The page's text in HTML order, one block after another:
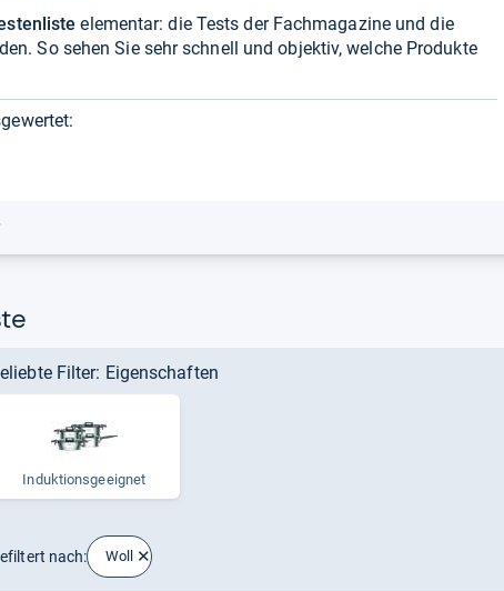
elementar: die Tests der Fachmagazine und die
So sehen Sie sehr schnell und objektiv, welche Produkte
Filter: Eigenschaften
Induk­ti­ons­ge­eig­net
nach: Woll